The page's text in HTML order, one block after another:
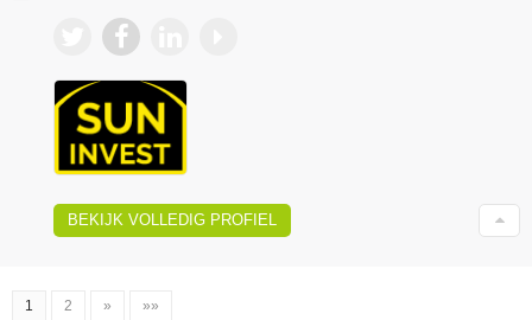
BEKIJK VOLLEDIG PROFIEL
1 2 » »»